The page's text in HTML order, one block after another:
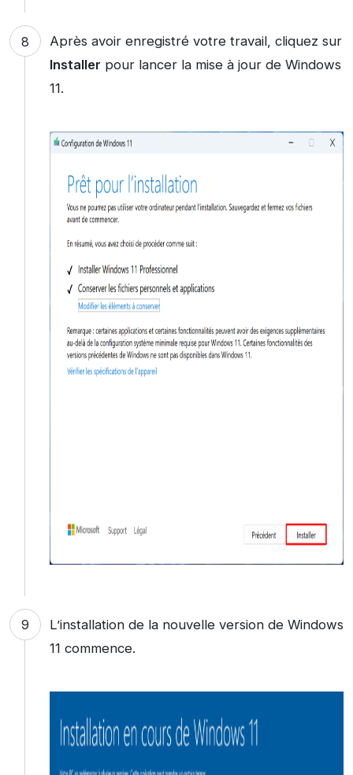
Après avoir enregistré votre travail, cliquez sur
Installer pour lancer la mise à jour de Windows
11.
L’installation de la nouvelle version de Windows
11 commence.